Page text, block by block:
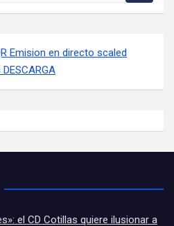
el CD Cotillas quiere ilusionar a